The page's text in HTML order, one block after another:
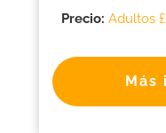
Precio: Adultos
Más